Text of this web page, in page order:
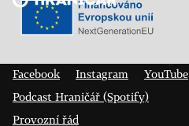
Veřejný sál Hraničář, spolek
Facebook
Instagram
YouTube
Podcast Hraničář (Spotify)
Provozní řád